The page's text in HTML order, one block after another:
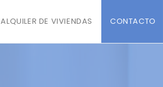
ALQUILER DE VIVIENDAS CONTACTO